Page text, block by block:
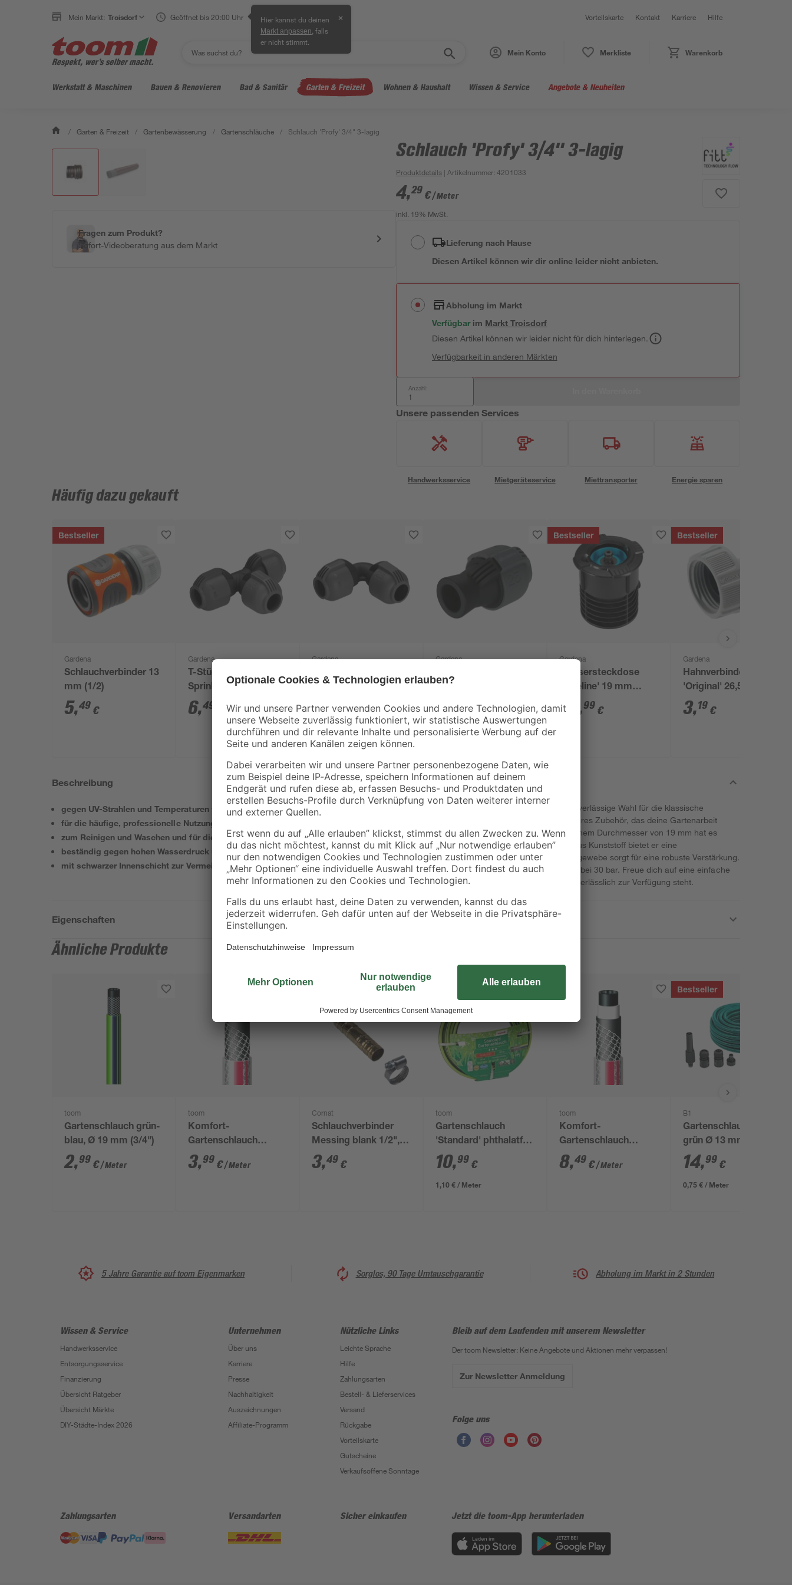
Mein Markt: Troisdorf Geöffnet bis 20:00 Uhr Hier kannst du deinen
Markt anpassen , falls
er nicht stimmt.
✕ Vorteilskarte Kontakt Karriere Hilfe
Mein Konto Merkliste Warenkorb
Werkstatt & Maschinen Bauen & Renovieren Bad & Sanitär Garten & Freizeit Wohnen & Haushalt Wissen & Service Angebote & Neuheiten
/ Garten & Freizeit / Gartenbewässerung / Gartenschläuche / Schlauch 'Profy' 3/4" 3-lagig
Fragen zum Produkt?
Sofort-Videoberatung aus dem Markt
Schlauch 'Profy' 3/4" 3-lagig
Produktdetails | Artikelnummer:4201033
4,29 €/ Meter
inkl. 19% MwSt.
Lieferung nach Hause
Diesen Artikel können wir dir online leider nicht anbieten.
Abholung im Markt
Verfügbar im MarktTroisdorf
Diesen Artikel können wir leider nicht für dich hinterlegen.
Verfügbarkeit in anderen Märkten
Anzahl:
Unsere passenden Services
Handwerksservice Mietgeräteservice Miettransporter Energie sparen
Häufig dazu gekauft
Bestseller
Gardena
Schlauchverbinder 13
mm (1/2)
5,49 €
Gardena
T-Stück für
Sprinklersystem Ø 25
mm
6,49
Gardena
4,99€
Gardena
4,49€
Bestseller
Gardena
Wassersteckdose
'Pipeline' 19 mm
(3/4") mit Stoppventil
27 ,99 €
Bestseller
Gardena
Hahnverbinder
'Original' 26,5 mm
(3/4") grau
3,19 €
Beschreibung
gegen UV-Strahlen und Temperaturen von -15° - +55°C beständig
für die häufige, professionelle Nutzung
zum Reinigen und Waschen und für die Wasserbeförderung
beständig gegen hohen Wasserdruck und hohe Druckfestigkeit
mit schwarzer Innenschicht zur Vermeidung von Algenbildung
Der Fitt Schlauch aus der Serie 'Profy' ist die zuverlässige Wahl für die klassische
Bewässerung deines Gartens – ein unverzichtbares Zubehör, das deine Gartenarbeit
mühelos und effizient macht. Ausgestattet mit einem Durchmesser von 19 mm hat es
genau die richtigen Maße. Mit einer Mischung aus Kunststoff bietet er eine
bemerkenswerte Strapazierfähigkeit. Das Kreuzgewebe sorgt für eine robuste Verstärkung.
Der Arbeitsdruck liegt bei 10 bar, der Platzdruck bei 30 bar. Freue dich auf eine einfache
Bewässerung, die dir das ganze Jahr hindurch verlässlich zur Verfügung steht.
Eigenschaften
Ähnliche Produkte
toom
Gartenschlauch grün-
blau, Ø 19 mm (3/4")
2,99 €/ Meter
toom
Komfort-
Gartenschlauch
phthalatfrei 3/4"
3,99 €/ Meter
Cornat
Schlauchverbinder
Messing blank 1/2",
mit 2 Schellen Ø 12-
20 mm
3,49 €
toom
Gartenschlauch
'Standard' phthalatfrei
Ø 13 mm (1/2") 10 m
10,99 €
1,10 € / Meter
toom
Komfort-
Gartenschlauch
phthalatfrei 1 1/4"
8,49 €/ Meter
Bestseller
B1
Gartenschlauch-Set
grün Ø 13 mm (1/2")
20 m
14,99 €
0,75 € / Meter
5 Jahre Garantie auf toom Eigenmarken Sorglos, 90 Tage Umtauschgarantie Abholung im Markt in 2 Stunden
Wissen & Service
Handwerksservice
Entsorgungsservice
Finanzierung
Übersicht Ratgeber
Übersicht Märkte
DIY-Städte-Index 2026
Unternehmen
Über uns
Karriere
Presse
Nachhaltigkeit
Auszeichnungen
Affiliate-Programm
Nützliche Links
Leichte Sprache
Hilfe
Zahlungsarten
Bestell- & Lieferservices
Versand
Rückgabe
Vorteilskarte
Gutscheine
Verkaufsoffene Sonntage
Bleib auf dem Laufenden mit unserem Newsletter
Der toom Newsletter: Keine Angebote und Aktionen mehr verpassen!
Zur Newsletter Anmeldung
Folge uns
Zahlungsarten Versandarten Sicher einkaufen Jetzt die toom-App herunterladen